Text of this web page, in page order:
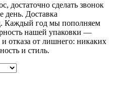
достаточно сделать звонок
день. Доставка
Каждый год мы пополняем
нашей упаковки —
отказа от лишнего: никаких
и стиль.